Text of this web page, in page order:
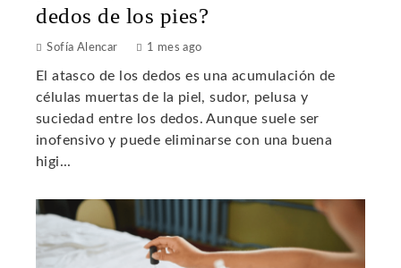
dedos de los pies?
Sofía Alencar 1 mes ago
El atasco de los dedos es una acumulación de
células muertas de la piel, sudor, pelusa y
suciedad entre los dedos. Aunque suele ser
inofensivo y puede eliminarse con una buena
higi...